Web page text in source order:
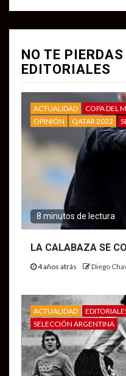
NO TE
EDITORIALES
ACTUALIDAD COPA DEL
OPINIÓN
QATAR 2022
8 minutos de lectura
LA CALABAZA SE
4 años atrás Diego
ACTUALIDAD
SELECCIÓN ARGENTINA